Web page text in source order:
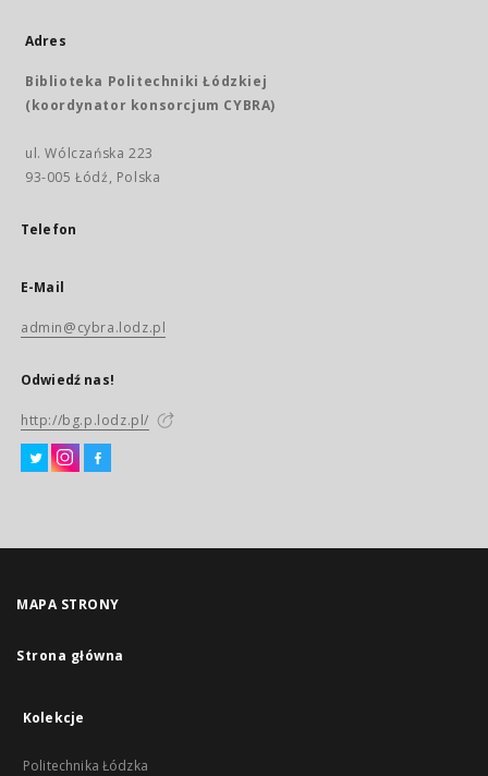
Adres
Biblioteka Politechniki Łódzkiej
(koordynator konsorcjum CYBRA)
ul. Wólczańska 223
93-005 Łódź, Polska
Telefon
E-Mail
admin@cybra.lodz.pl
Odwiedź nas!
http://bg.p.lodz.pl/
MAPA STRONY
Strona główna
Kolekcje
Politechnika Łódzka